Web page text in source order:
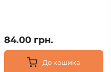
84.00 грн.
До кошика